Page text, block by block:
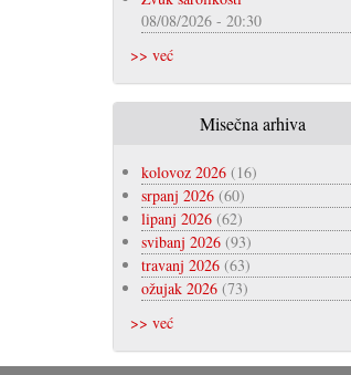
08/08/2026 - 20:30
>> već
Misečna arhiva
kolovoz 2026(16)
srpanj 2026(60)
lipanj 2026(62)
svibanj 2026(93)
travanj 2026(63)
ožujak 2026(73)
>> već